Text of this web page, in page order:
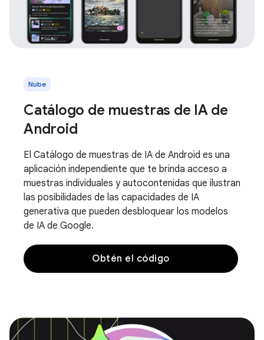
Nube
Catálogo de muestras de IA de
Android
El Catálogo de muestras de IA de Android es una
aplicación independiente que te brinda acceso a
muestras individuales y autocontenidas que ilustran
las posibilidades de las capacidades de IA
generativa que pueden desbloquear los modelos
de IA de Google.
Obtén el código